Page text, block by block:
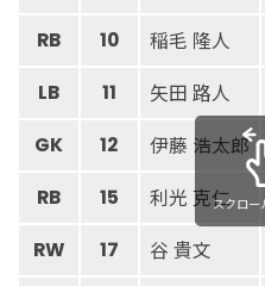
RB 10 稲毛 隆人
LB 11 矢田 路人
GK 12 伊藤 浩太郎
RB 15 利光 克仁
RW 17 谷 貴文
スクロー